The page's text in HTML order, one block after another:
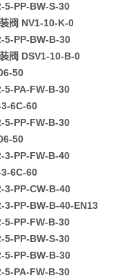
5-PP-BW-S-30
阀 NV1-10-K-0
5-PP-BW-B-30
阀 DSV1-10-B-0
50
5-PA-FW-B-30
6C-60
5-PP-FW-B-30
50
3-PP-FW-B-40
6C-60
3-PP-CW-B-40
3-PP-BW-B-40-EN13
5-PP-FW-B-30
5-PP-BW-S-30
5-PP-BW-B-30
5-PA-FW-B-30